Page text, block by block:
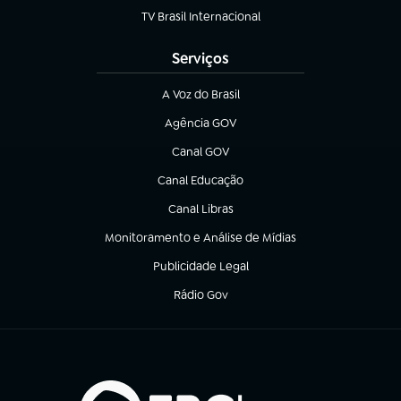
TV Brasil Internacional
(abre em nova aba)
Serviços
A Voz do Brasil
(abre em nova aba)
Agência GOV
(abre em nova aba)
Canal GOV
(abre em nova aba)
Canal Educação
(abre em nova aba)
Canal Libras
(abre em nova aba)
Monitoramento e Análise de Mídias
(abre em nova aba)
Publicidade Legal
(abre em nova aba)
Rádio Gov
(abre em nova aba)